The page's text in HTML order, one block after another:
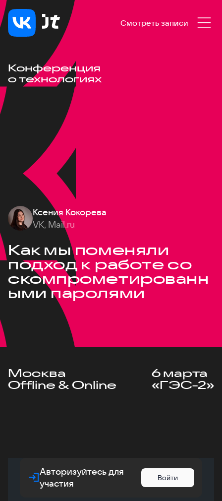
Смотреть записи
Конференция
о технологиях
Ксения Кокорева
VK, Mail.ru
Как мы поменяли
подход к работе со
скомпрометированн
ыми паролями
Москва
Offline & Online
6 марта
«ГЭС-2»
Авторизуйтесь для
участия
Войти